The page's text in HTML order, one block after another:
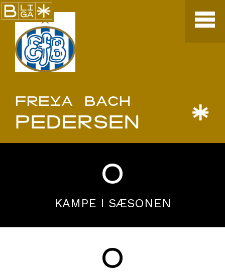
FREYA BACH
PEDERSEN *
0
KAMPE I SÆSONEN
0